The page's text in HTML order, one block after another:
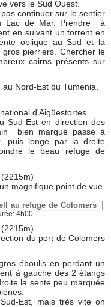
vers le Sud Ouest.
continuer sur le sentier
Lac de Mar. Prendre à
en suivant un torrent en
oblique au Sud et la
pierriers. Chercher le
cairns présents sur
Nord-Est du Tumenia.
d'Aigüestortes.
Sud-Est en direction des
bien marqué passe à
puis longe par la droite
le beau refuge de
(2215m)
magnifique point de vue.
au refuge de Colomers
4h00
(2215m)
du port de Colomers
éboulis en perdant un
à gauche des 2 étangs
la sente peu marquée
Est, mais très vite on